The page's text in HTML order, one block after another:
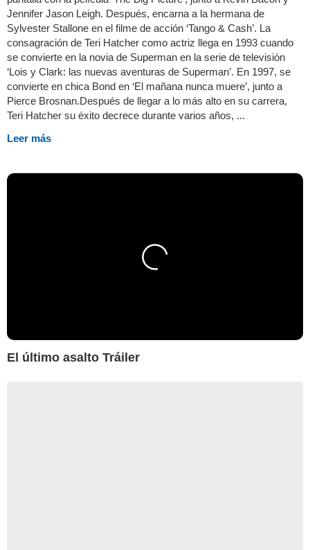
Jennifer Jason Leigh. Después, encarna a la hermana de
Sylvester Stallone en el filme de acción ‘Tango & Cash’. La
consagración de Teri Hatcher como actriz llega en 1993 cuando
se convierte en la novia de Superman en la serie de televisión
‘Lois y Clark: las nuevas aventuras de Superman’. En 1997, se
convierte en chica Bond en ‘El mañana nunca muere’, junto a
Pierce Brosnan.Después de llegar a lo más alto en su carrera,
Teri Hatcher su éxito decrece durante varios años, ...
Leer más
El último asalto Tráiler